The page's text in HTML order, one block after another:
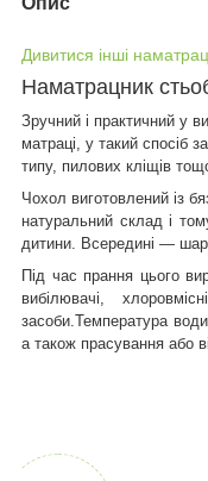
Дивитися інші
Наматрацник
Зручний і практичний у
матраці, у такий спосіб
типу, пилових кліщів
Чохол виготовлений із
натуральний склад і
дитини. Всередині — шар
Під час прання цього
вибілювачі,
засоби. Температура
а також прасування або